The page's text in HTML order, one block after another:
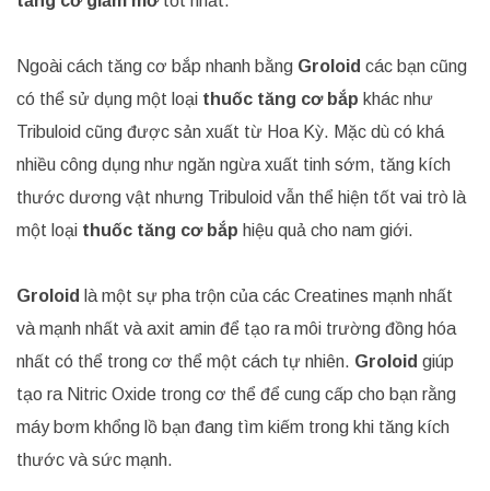
Ngoài cách tăng cơ bắp nhanh bằng Groloid các bạn cũng
có thể sử dụng một loại thuốc tăng cơ bắp khác như
Tribuloid cũng được sản xuất từ Hoa Kỳ. Mặc dù có khá
nhiều công dụng như ngăn ngừa xuất tinh sớm, tăng kích
thước dương vật nhưng Tribuloid vẫn thể hiện tốt vai trò là
một loại thuốc tăng cơ bắp hiệu quả cho nam giới.
Groloid là một sự pha trộn của các Creatines mạnh nhất
và mạnh nhất và axit amin để tạo ra môi trường đồng hóa
nhất có thể trong cơ thể một cách tự nhiên. Groloid giúp
tạo ra Nitric Oxide trong cơ thể để cung cấp cho bạn rằng
máy bơm khổng lồ bạn đang tìm kiếm trong khi tăng kích
thước và sức mạnh.